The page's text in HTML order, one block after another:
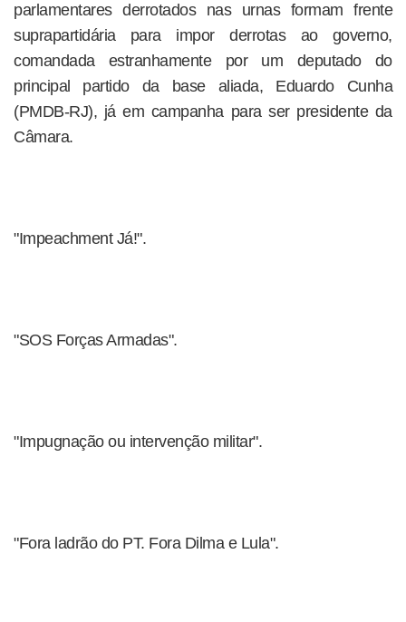
parlamentares derrotados nas urnas formam frente
suprapartidária para impor derrotas ao governo,
comandada estranhamente por um deputado do
principal partido da base aliada, Eduardo Cunha
(PMDB-RJ), já em campanha para ser presidente da
Câmara.
"Impeachment Já!".
"SOS Forças Armadas".
"Impugnação ou intervenção militar".
"Fora ladrão do PT. Fora Dilma e Lula".